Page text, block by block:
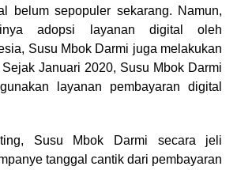
belum sepopuler sekarang. Namun,
adopsi layanan digital oleh
Susu Mbok Darmi juga melakukan
Januari 2020, Susu Mbok Darmi
layanan pembayaran digital
Susu Mbok Darmi secara jeli
tanggal cantik dari pembayaran